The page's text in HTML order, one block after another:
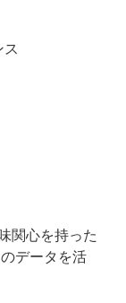
関心を持った
データを活